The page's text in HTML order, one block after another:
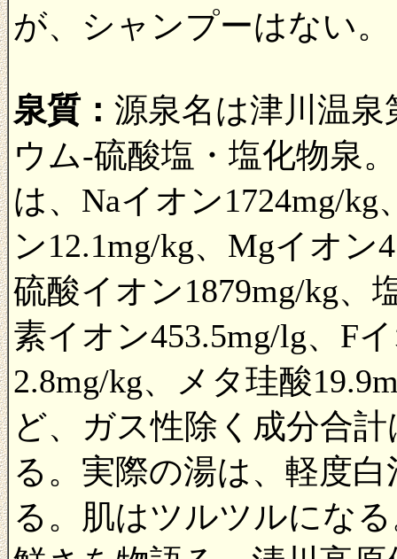
が、シャンプーはない。
泉質： 源泉名は津川温
ウム-硫酸塩・塩化物泉
は、Naイオン1724mg/
ン12.1mg/kg、Mgイオン
硫酸イオン1879mg/kg、
素イオン453.5mg/lg、F
2.8mg/kg、メタ珪酸
ど、ガス性除く成分合
る。実際の湯は、軽度
る。肌はツルツルにな